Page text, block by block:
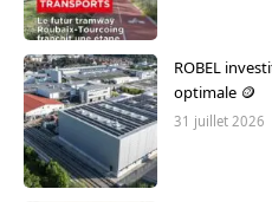
ROBEL
optimale 🪙
31 juillet 2026